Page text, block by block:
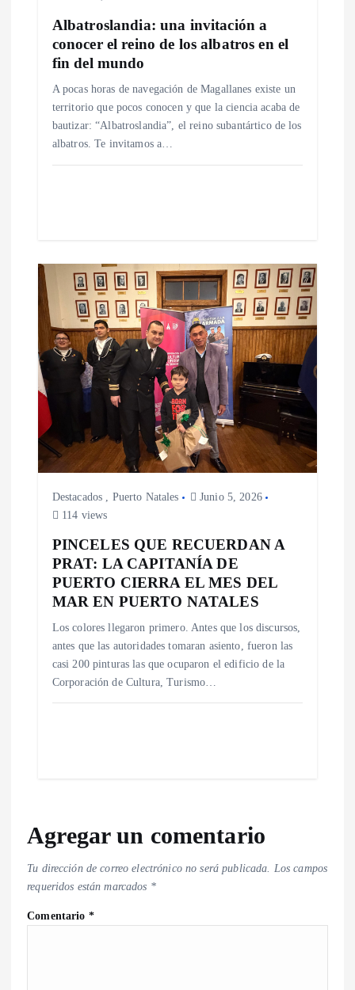
Albatroslandia: una invitación a
conocer el reino de los albatros en el
fin del mundo
A pocas horas de navegación de Magallanes existe un
territorio que pocos conocen y que la ciencia acaba de
bautizar: “Albatroslandia”, el reino subantártico de los
albatros. Te invitamos a…
Destacados , Puerto Natales
Junio 5, 2026
114 views
PINCELES QUE RECUERDAN A
PRAT: LA CAPITANÍA DE
PUERTO CIERRA EL MES DEL
MAR EN PUERTO NATALES
Los colores llegaron primero. Antes que los discursos,
antes que las autoridades tomaran asiento, fueron las
casi 200 pinturas las que ocuparon el edificio de la
Corporación de Cultura, Turismo…
Agregar un comentario
Tu dirección de correo electrónico no será publicada.
Los campos
requeridos están marcados *
Comentario *